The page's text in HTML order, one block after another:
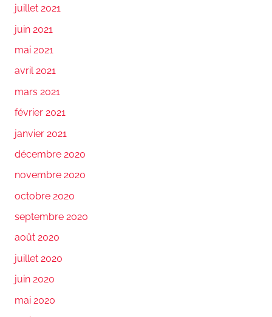
juillet 2021
juin 2021
mai 2021
avril 2021
mars 2021
février 2021
janvier 2021
décembre 2020
novembre 2020
octobre 2020
septembre 2020
août 2020
juillet 2020
juin 2020
mai 2020